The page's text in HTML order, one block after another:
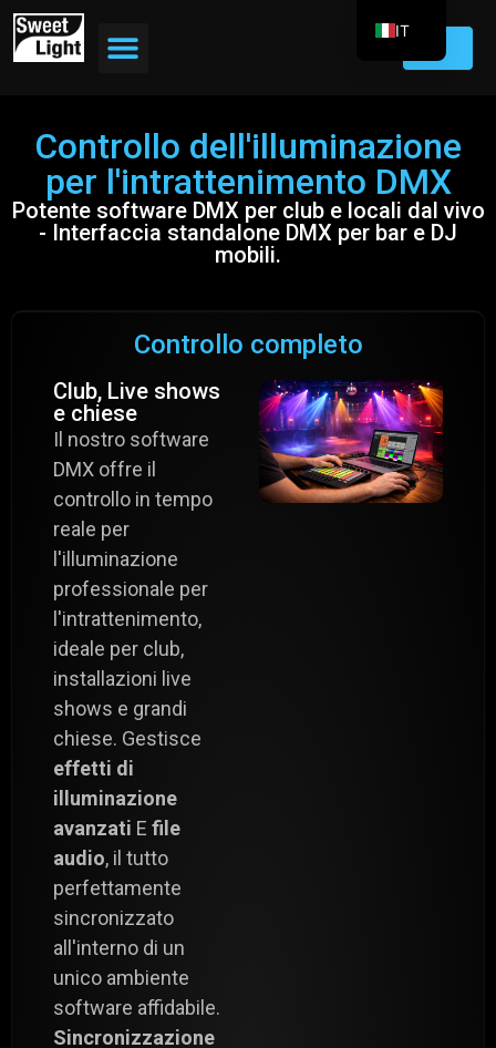
Controllo dell'illuminazione
per l'intrattenimento DMX
Potente software DMX per club e locali dal vivo
- Interfaccia standalone DMX per bar e DJ
mobili.
Controllo completo
Club, Live shows
e chiese
Il nostro software
DMX offre il
controllo in tempo
reale per
l'illuminazione
professionale per
l'intrattenimento,
ideale per club,
installazioni live
shows e grandi
chiese. Gestisce
effetti di
illuminazione
avanzati Efile
audio, il tutto
perfettamente
sincronizzato
all'interno di un
unico ambiente
software affidabile.
Sincronizzazione
IT
EN
DE
ES
PT